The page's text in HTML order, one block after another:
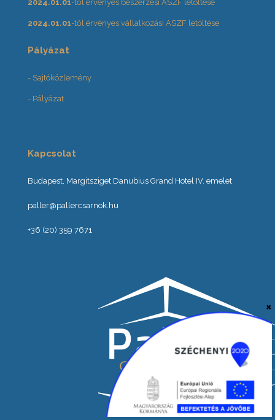
2024.01.01-től érvényes beszerzési ASZF letöltése
2024.01.01-től érvényes vállalkozási ASZF letöltése
Pályázat
- Sajtóközlemény
- Pályázat
Kapcsolat
Budapest, Margitsziget Danubius Grand Hotel IV. emelet
paller@pallercsarnok.hu
+36 (20) 359 7671